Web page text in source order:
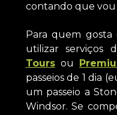
contando que
Para quem gosta
utilizar
Toursou
passeios de 1 dia
um passeio a
Windsor. Se